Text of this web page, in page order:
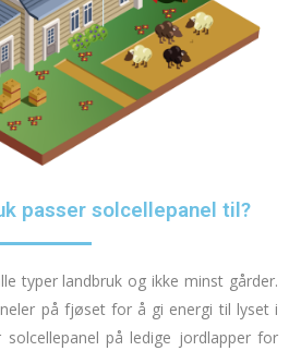
passer solcellepanel til?
typer landbruk og ikke minst gårder.
på fjøset for å gi energi til lyset i
på ledige jordlapper for